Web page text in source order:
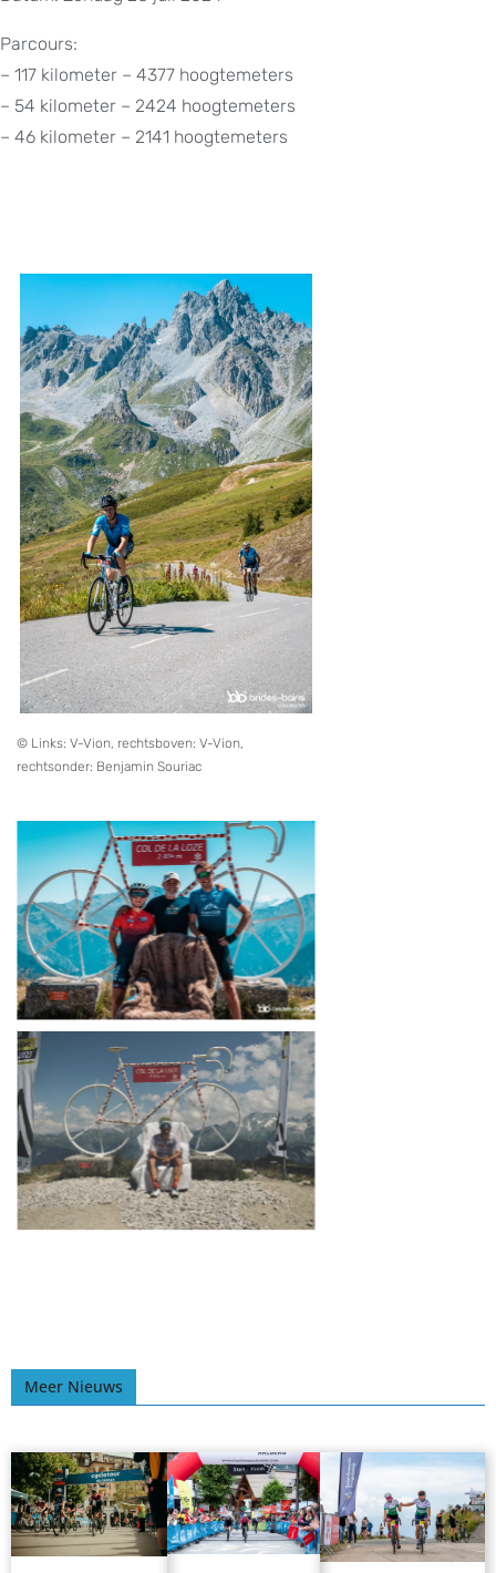
Parcours:
– 117 kilometer – 4377 hoogtemeters
– 54 kilometer – 2424 hoogtemeters
– 46 kilometer – 2141 hoogtemeters
© Links: V-Vion, rechtsboven: V-Vion,
rechtsonder: Benjamin Souriac
Meer Nieuws